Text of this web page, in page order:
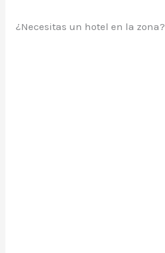
¿Necesitas un hotel en la zona?